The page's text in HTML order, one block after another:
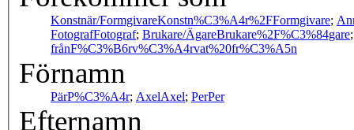
Konstnär/FormgivareKonstn%C3%A4r%2FFormgivare;
FotografFotograf; Brukare/ÄgareBrukare%2F%C3%84gare
frånF%C3%B6rv%C3%A4rvat%20fr%C3%A5n
Förnamn
PärP%C3%A4r; AxelAxel; PerPer
Efternamn